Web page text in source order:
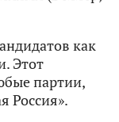
как
Этот
партии,
Россия».